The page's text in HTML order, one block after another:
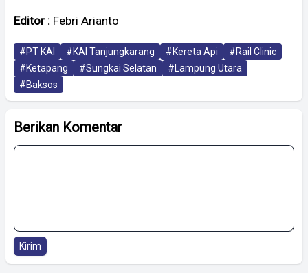
Editor : Febri Arianto
#PT KAI #KAI Tanjungkarang #Kereta Api
#Rail Clinic
#Ketapang
#Sungkai Selatan
#Lampung Utara
#Baksos
Berikan Komentar
Kirim